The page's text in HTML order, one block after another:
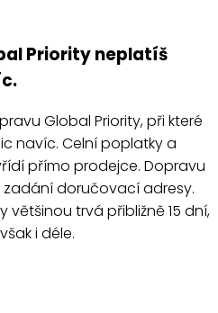
Priority neplatíš
Global Priority, při které
navíc. Celní poplatky a
přímo prodejce. Dopravu
zadání doručovací adresy.
většinou trvá přibližně 15 dní,
i déle.